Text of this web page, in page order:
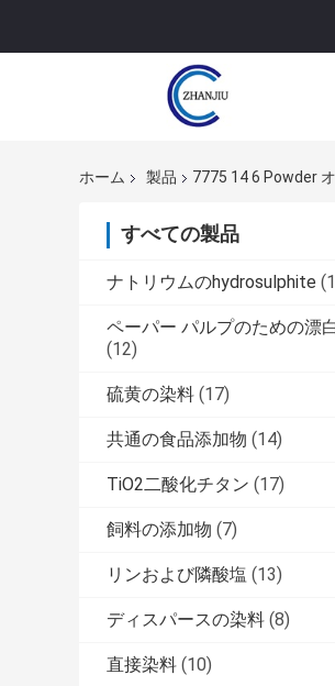
ホーム 製品 7775 14 6 Powder
すべての製品
ナトリウムのhydrosulphite
ペーパー パルプのための漂
(12)
硫黄の染料 (17)
共通の食品添加物 (14)
TiO2二酸化チタン (17)
飼料の添加物 (7)
リンおよび隣酸塩 (13)
ディスパースの染料 (8)
直接染料 (10)